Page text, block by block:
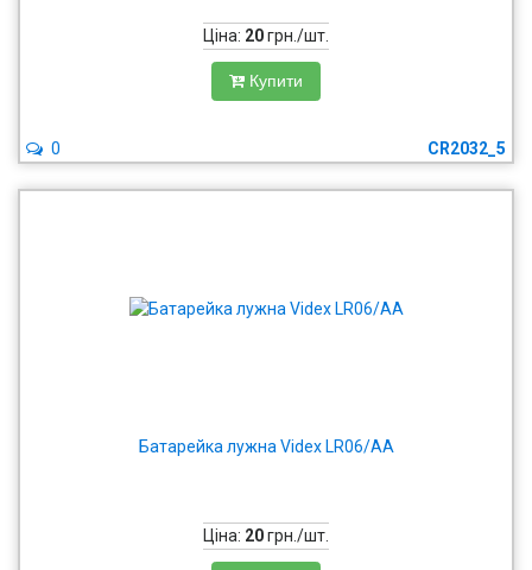
Ціна: 20грн./шт.
Купити
CR2032_5
0
Батарейка лужна Videx LR06/AA
Ціна: 20грн./шт.